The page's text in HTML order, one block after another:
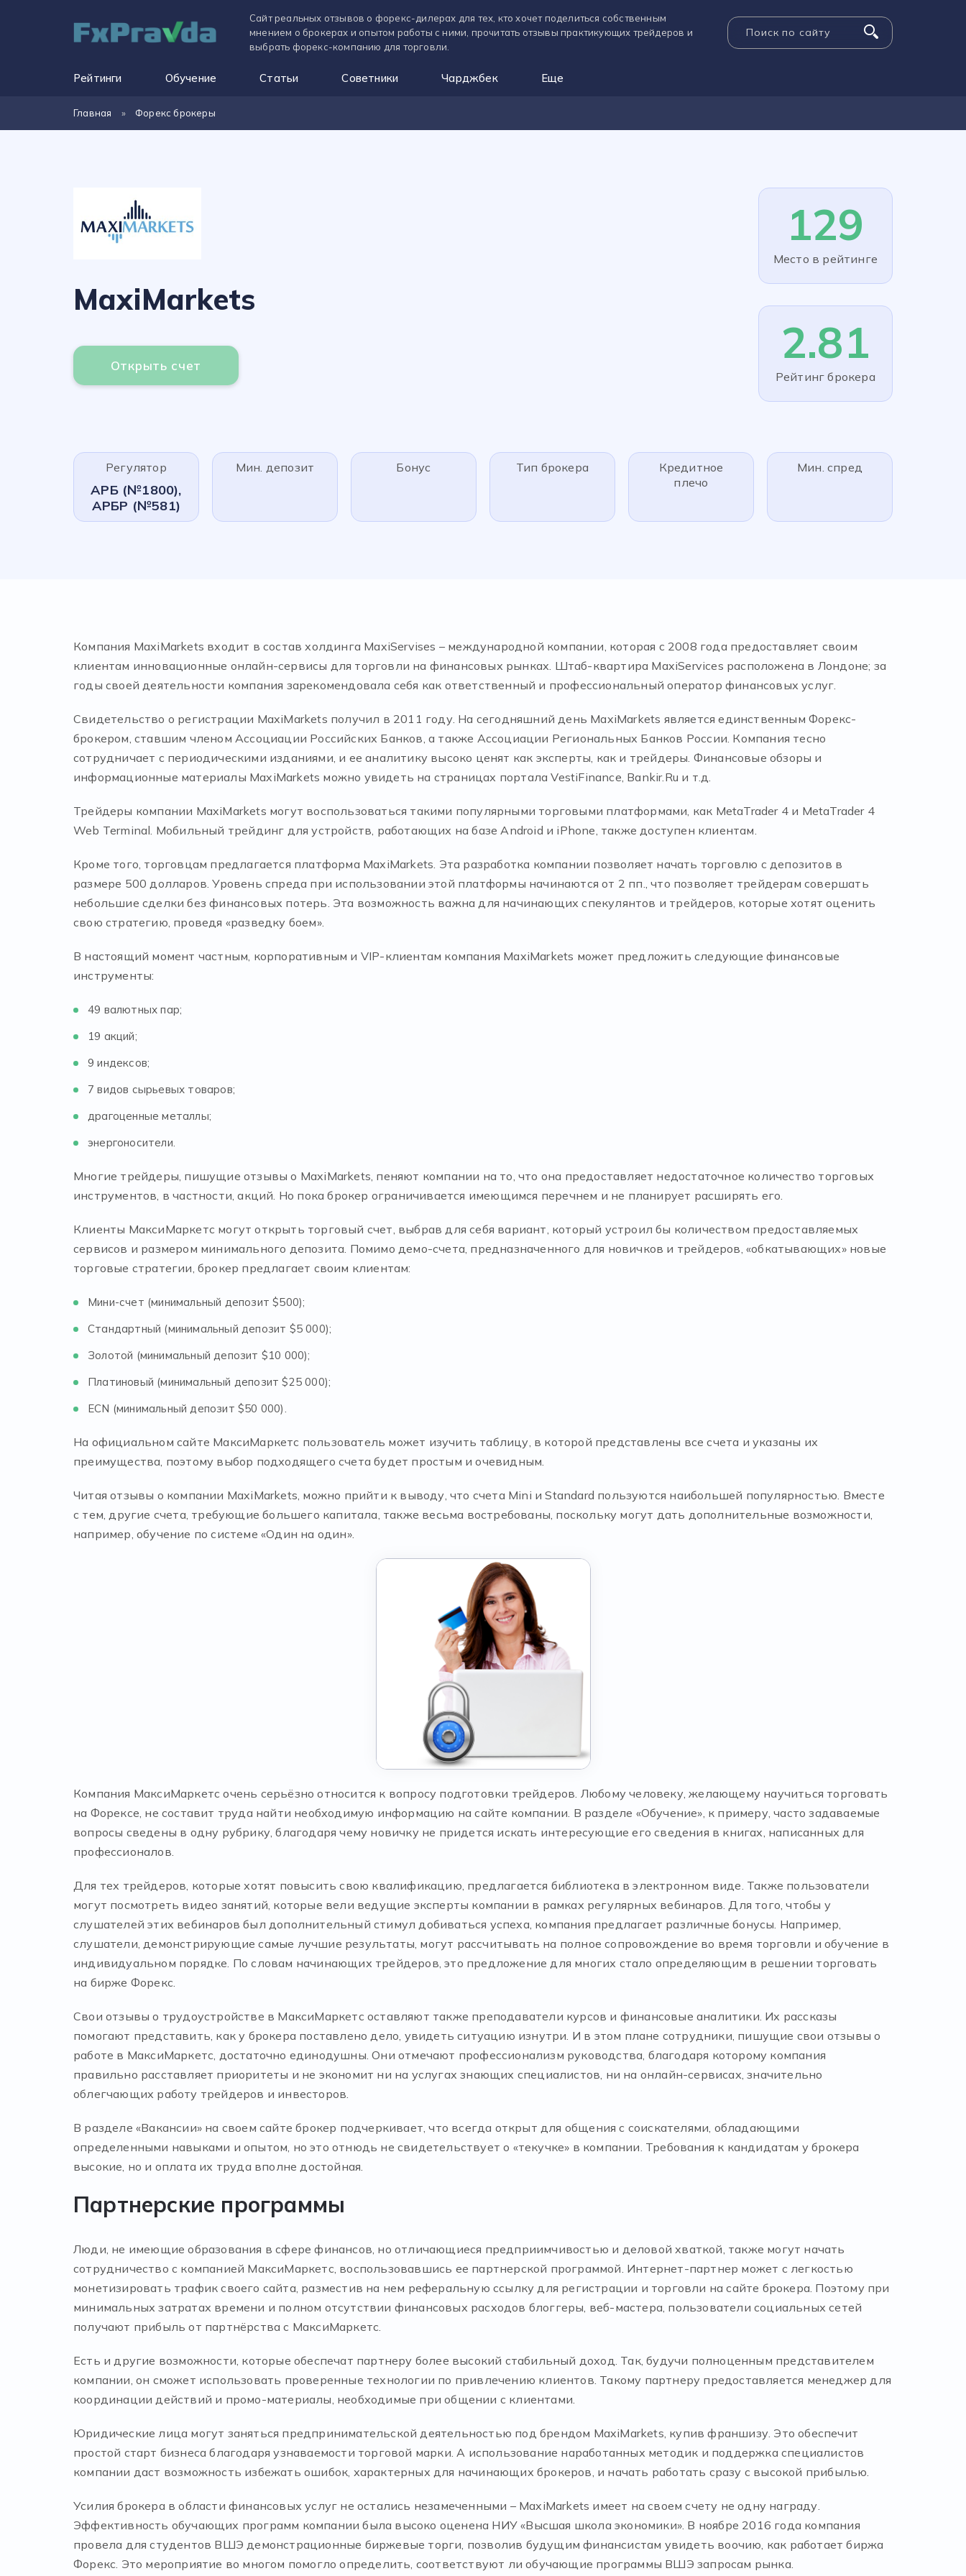
Сайт реальных отзывов о форекс-дилерах для тех, кто хочет поделиться собственным
мнением о брокерах и опытом работы с ними, прочитать отзывы практикующих трейдеров и
выбрать форекс-компанию для торговли.
Рейтинги Обучение Статьи Советники Чарджбек Еще
Главная » Форекс брокеры
MaxiMarkets
Открыть счет
129
Место в рейтинге
2.81
Рейтинг брокера
Регулятор
АРБ (№1800),
АРБР (№581)
Мин. депозит Бонус Тип брокера
Кредитное
плечо
Мин. спред
Компания MaxiMarkets входит в состав холдинга MaxiServises – международной компании, которая с 2008 года предоставляет своим
клиентам инновационные онлайн-сервисы для торговли на финансовых рынках. Штаб-квартира MaxiServices расположена в Лондоне; за
годы своей деятельности компания зарекомендовала себя как ответственный и профессиональный оператор финансовых услуг.
Свидетельство о регистрации MaxiMarkets получил в 2011 году. На сегодняшний день MaxiMarkets является единственным Форекс-
брокером, ставшим членом Ассоциации Российских Банков, а также Ассоциации Региональных Банков России. Компания тесно
сотрудничает с периодическими изданиями, и ее аналитику высоко ценят как эксперты, как и трейдеры. Финансовые обзоры и
информационные материалы MaxiMarkets можно увидеть на страницах портала VestiFinance, Bankir.Ru и т.д.
Трейдеры компании MaxiMarkets могут воспользоваться такими популярными торговыми платформами, как MetaTrader 4 и MetaTrader 4
Web Terminal. Мобильный трейдинг для устройств, работающих на базе Android и iPhone, также доступен клиентам.
Кроме того, торговцам предлагается платформа MaxiMarkets. Эта разработка компании позволяет начать торговлю с депозитов в
размере 500 долларов. Уровень спреда при использовании этой платформы начинаются от 2 пп., что позволяет трейдерам совершать
небольшие сделки без финансовых потерь. Эта возможность важна для начинающих спекулянтов и трейдеров, которые хотят оценить
свою стратегию, проведя «разведку боем».
В настоящий момент частным, корпоративным и VIP-клиентам компания MaxiMarkets может предложить следующие финансовые
инструменты:
49 валютных пар;
19 акций;
9 индексов;
7 видов сырьевых товаров;
драгоценные металлы;
энергоносители.
Многие трейдеры, пишущие отзывы о MaxiMarkets, пеняют компании на то, что она предоставляет недостаточное количество торговых
инструментов, в частности, акций. Но пока брокер ограничивается имеющимся перечнем и не планирует расширять его.
Клиенты МаксиМаркетс могут открыть торговый счет, выбрав для себя вариант, который устроил бы количеством предоставляемых
сервисов и размером минимального депозита. Помимо демо-счета, предназначенного для новичков и трейдеров, «обкатывающих» новые
торговые стратегии, брокер предлагает своим клиентам:
Мини-счет (минимальный депозит $500);
Стандартный (минимальный депозит $5 000);
Золотой (минимальный депозит $10 000);
Платиновый (минимальный депозит $25 000);
ECN (минимальный депозит $50 000).
На официальном сайте МаксиМаркетс пользователь может изучить таблицу, в которой представлены все счета и указаны их
преимущества, поэтому выбор подходящего счета будет простым и очевидным.
Читая отзывы о компании MaxiMarkets, можно прийти к выводу, что счета Mini и Standard пользуются наибольшей популярностью. Вместе
с тем, другие счета, требующие большего капитала, также весьма востребованы, поскольку могут дать дополнительные возможности,
например, обучение по системе «Один на один».
Компания МаксиМаркетс очень серьёзно относится к вопросу подготовки трейдеров. Любому человеку, желающему научиться торговать
на Форексе, не составит труда найти необходимую информацию на сайте компании. В разделе «Обучение», к примеру, часто задаваемые
вопросы сведены в одну рубрику, благодаря чему новичку не придется искать интересующие его сведения в книгах, написанных для
профессионалов.
Для тех трейдеров, которые хотят повысить свою квалификацию, предлагается библиотека в электронном виде. Также пользователи
могут посмотреть видео занятий, которые вели ведущие эксперты компании в рамках регулярных вебинаров. Для того, чтобы у
слушателей этих вебинаров был дополнительный стимул добиваться успеха, компания предлагает различные бонусы. Например,
слушатели, демонстрирующие самые лучшие результаты, могут рассчитывать на полное сопровождение во время торговли и обучение в
индивидуальном порядке. По словам начинающих трейдеров, это предложение для многих стало определяющим в решении торговать
на бирже Форекс.
Свои отзывы о трудоустройстве в МаксиМаркетс оставляют также преподаватели курсов и финансовые аналитики. Их рассказы
помогают представить, как у брокера поставлено дело, увидеть ситуацию изнутри. И в этом плане сотрудники, пишущие свои отзывы о
работе в МаксиМаркетс, достаточно единодушны. Они отмечают профессионализм руководства, благодаря которому компания
правильно расставляет приоритеты и не экономит ни на услугах знающих специалистов, ни на онлайн-сервисах, значительно
облегчающих работу трейдеров и инвесторов.
В разделе «Вакансии» на своем сайте брокер подчеркивает, что всегда открыт для общения с соискателями, обладающими
определенными навыками и опытом, но это отнюдь не свидетельствует о «текучке» в компании. Требования к кандидатам у брокера
высокие, но и оплата их труда вполне достойная.
Партнерские программы
Люди, не имеющие образования в сфере финансов, но отличающиеся предприимчивостью и деловой хваткой, также могут начать
сотрудничество с компанией МаксиМаркетс, воспользовавшись ее партнерской программой. Интернет-партнер может с легкостью
монетизировать трафик своего сайта, разместив на нем реферальную ссылку для регистрации и торговли на сайте брокера. Поэтому при
минимальных затратах времени и полном отсутствии финансовых расходов блоггеры, веб-мастера, пользователи социальных сетей
получают прибыль от партнёрства с МаксиМаркетс.
Есть и другие возможности, которые обеспечат партнеру более высокий стабильный доход. Так, будучи полноценным представителем
компании, он сможет использовать проверенные технологии по привлечению клиентов. Такому партнеру предоставляется менеджер для
координации действий и промо-материалы, необходимые при общении с клиентами.
Юридические лица могут заняться предпринимательской деятельностью под брендом MaxiMarkets, купив франшизу. Это обеспечит
простой старт бизнеса благодаря узнаваемости торговой марки. А использование наработанных методик и поддержка специалистов
компании даст возможность избежать ошибок, характерных для начинающих брокеров, и начать работать сразу с высокой прибылью.
Усилия брокера в области финансовых услуг не остались незамеченными – MaxiMarkets имеет на своем счету не одну награду.
Эффективность обучающих программ компании была высоко оценена НИУ «Высшая школа экономики». В ноябре 2016 года компания
провела для студентов ВШЭ демонстрационные биржевые торги, позволив будущим финансистам увидеть воочию, как работает биржа
Форекс. Это мероприятие во многом помогло определить, соответствуют ли обучающие программы ВШЭ запросам рынка.